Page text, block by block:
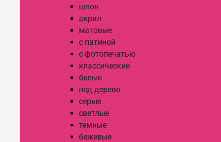
шпон
акрил
матовые
с патиной
с фотопечатью
классические
белые
под дерево
серые
светлые
темные
бежевые